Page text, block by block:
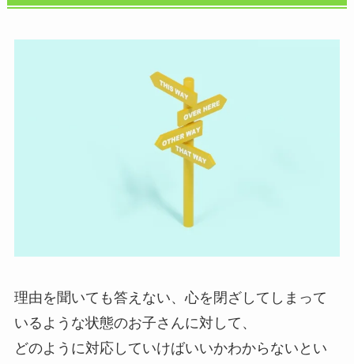
理由を聞いても答えない、心を閉ざしてしまって
いるような状態のお子さんに対して、
どのように対応していけばいいかわからないとい